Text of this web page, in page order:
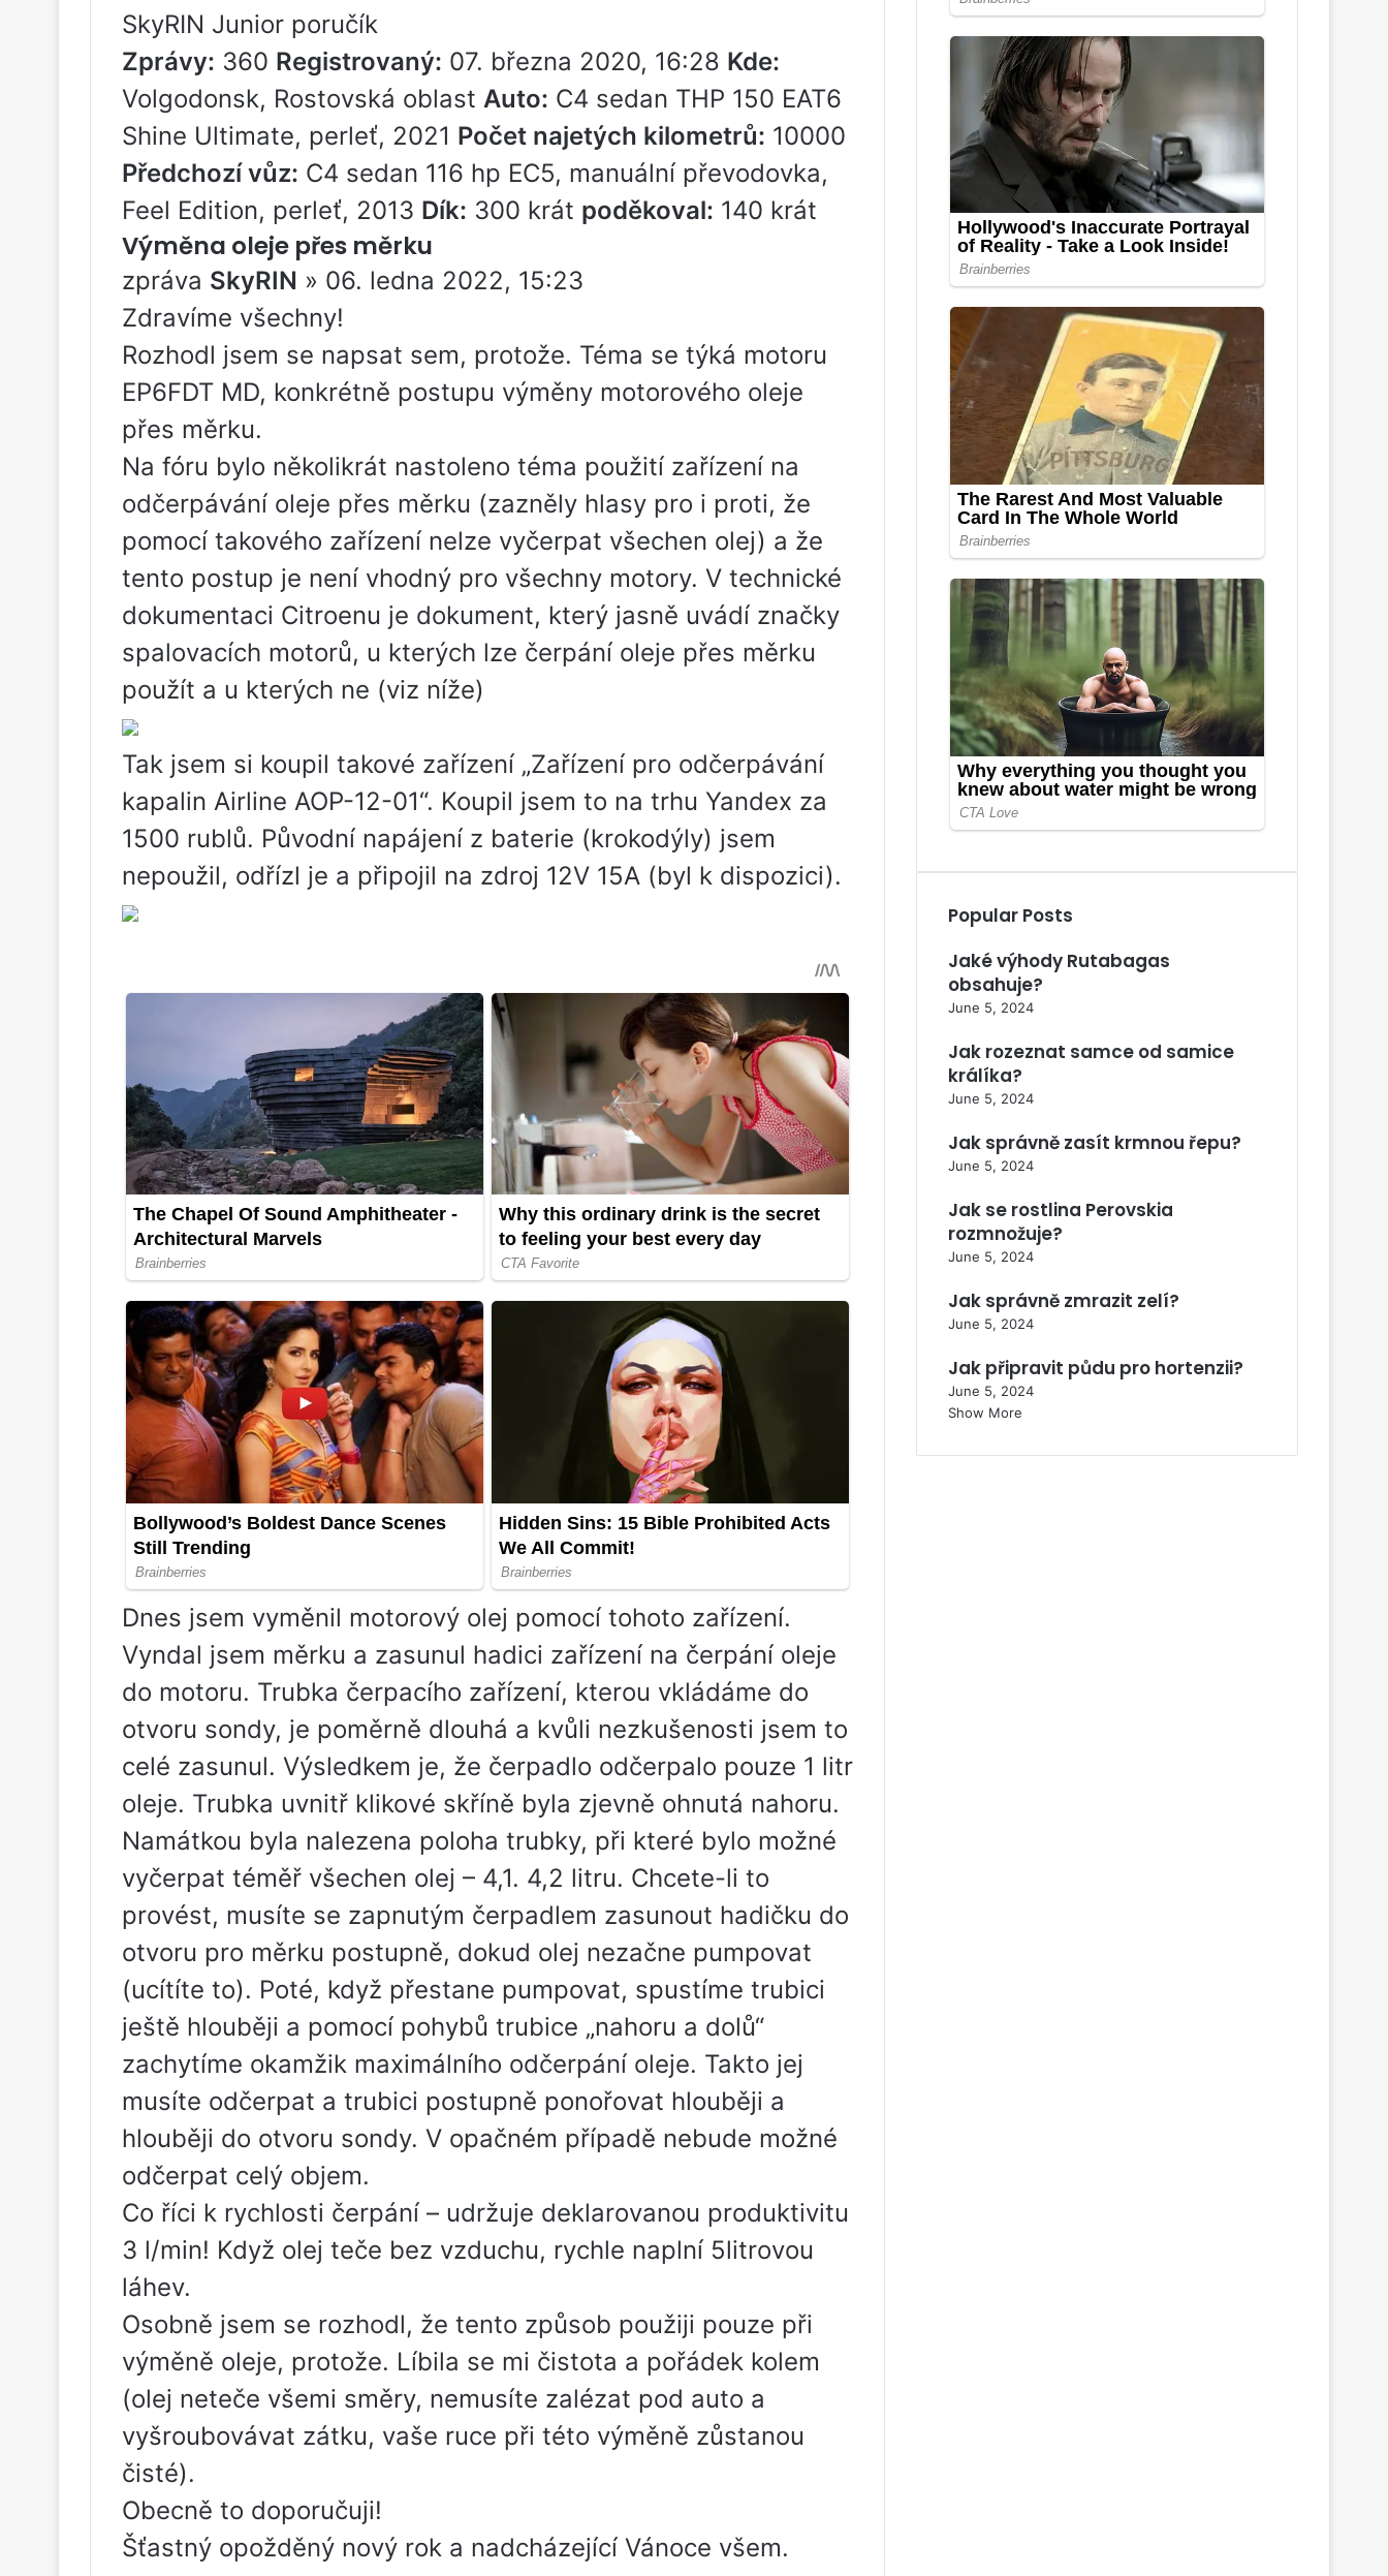
SkyRIN Junior poručík
Zprávy: 360 Registrovaný: 07. března 2020, 16:28 Kde:
Volgodonsk, Rostovská oblast Auto: C4 sedan THP 150 EAT6
Shine Ultimate, perleť, 2021 Počet najetých kilometrů: 10000
Předchozí vůz: C4 sedan 116 hp EC5, manuální převodovka,
Feel Edition, perleť, 2013 Dík: 300 krát poděkoval: 140 krát
Výměna oleje přes měrku
zpráva SkyRIN » 06. ledna 2022, 15:23
Zdravíme všechny!
Rozhodl jsem se napsat sem, protože. Téma se týká motoru
EP6FDT MD, konkrétně postupu výměny motorového oleje
přes měrku.
Na fóru bylo několikrát nastoleno téma použití zařízení na
odčerpávání oleje přes měrku (zazněly hlasy pro i proti, že
pomocí takového zařízení nelze vyčerpat všechen olej) a že
tento postup je není vhodný pro všechny motory. V technické
dokumentaci Citroenu je dokument, který jasně uvádí značky
spalovacích motorů, u kterých lze čerpání oleje přes měrku
použít a u kterých ne (viz níže)
Tak jsem si koupil takové zařízení „Zařízení pro odčerpávání
kapalin Airline AOP-12-01“. Koupil jsem to na trhu Yandex za
1500 rublů. Původní napájení z baterie (krokodýly) jsem
nepoužil, odřízl je a připojil na zdroj 12V 15A (byl k dispozici).
Dnes jsem vyměnil motorový olej pomocí tohoto zařízení.
Vyndal jsem měrku a zasunul hadici zařízení na čerpání oleje
do motoru. Trubka čerpacího zařízení, kterou vkládáme do
otvoru sondy, je poměrně dlouhá a kvůli nezkušenosti jsem to
celé zasunul. Výsledkem je, že čerpadlo odčerpalo pouze 1 litr
oleje. Trubka uvnitř klikové skříně byla zjevně ohnutá nahoru.
Namátkou byla nalezena poloha trubky, při které bylo možné
vyčerpat téměř všechen olej – 4,1. 4,2 litru. Chcete-li to
provést, musíte se zapnutým čerpadlem zasunout hadičku do
otvoru pro měrku postupně, dokud olej nezačne pumpovat
(ucítíte to). Poté, když přestane pumpovat, spustíme trubici
ještě hlouběji a pomocí pohybů trubice „nahoru a dolů“
zachytíme okamžik maximálního odčerpání oleje. Takto jej
musíte odčerpat a trubici postupně ponořovat hlouběji a
hlouběji do otvoru sondy. V opačném případě nebude možné
odčerpat celý objem.
Co říci k rychlosti čerpání – udržuje deklarovanou produktivitu
3 l/min! Když olej teče bez vzduchu, rychle naplní 5litrovou
láhev.
Osobně jsem se rozhodl, že tento způsob použiji pouze při
výměně oleje, protože. Líbila se mi čistota a pořádek kolem
(olej neteče všemi směry, nemusíte zalézat pod auto a
vyšroubovávat zátku, vaše ruce při této výměně zůstanou
čisté).
Obecně to doporučuji!
Šťastný opožděný nový rok a nadcházející Vánoce všem.
Popular Posts
Jaké výhody Rutabagas
obsahuje?
June 5, 2024
Jak rozeznat samce od samice
králíka?
June 5, 2024
Jak správně zasít krmnou řepu?
June 5, 2024
Jak se rostlina Perovskia
rozmnožuje?
June 5, 2024
Jak správně zmrazit zelí?
June 5, 2024
Jak připravit půdu pro hortenzii?
June 5, 2024
Show More